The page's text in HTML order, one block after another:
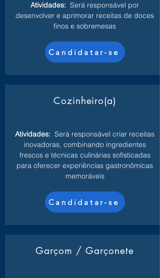
Atividades: Será responsável por
desenvolver e aprimorar receitas de doces
finos e sobremesas
Candidatar-se
Cozinheiro(a)
Atividades: Será responsável criar receitas
inovadoras, combinando ingredientes
frescos e técnicas culinárias sofisticadas
para oferecer experiências gastronômicas
memoráveis
Candidatar-se
Garçom / Garçonete